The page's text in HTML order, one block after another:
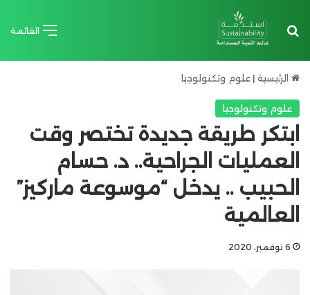
القائمة بحث عن
الرئيسية | علوم وتكنولوجيا
علوم وتكنولوجيا
ابتكر طريقة جديدة تختصر وقت
العمليات الجراحية.. د. حسام
الحبيب .. يدخل “موسوعة ماركيز”
العالمية
6 نوفمبر، 2020